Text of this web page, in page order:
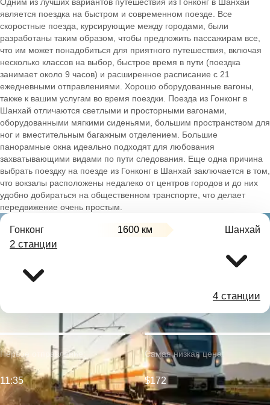
является поездка на быстром и современном поезде. Все
скоростные поезда, курсирующие между городами, были
разработаны таким образом, чтобы предложить пассажирам все,
что им может понадобиться для приятного путешествия, включая
несколько классов на выбор, быстрое время в пути (поездка
занимает около 9 часов) и расширенное расписание с 21
ежедневными отправлениями. Хорошо оборудованные вагоны,
также к вашим услугам во время поездки. Поезда из Гонконг в
Шанхай отличаются светлыми и просторными вагонами,
оборудованными мягкими сиденьями, большим пространством для
ног и вместительным багажным отделением. Большие
панорамные окна идеально подходят для любования
захватывающими видами по пути следования. Еще одна причина
выбрать поездку на поезде из Гонконг в Шанхай заключается в том,
что вокзалы расположены недалеко от центров городов и до них
удобно добираться на общественном транспорте, что делает
передвижение очень простым.
Гонконг 1600 км Шанхай
2 станции
4 станции
Первое отправление:
11:35
Самая низкая цена:
$172